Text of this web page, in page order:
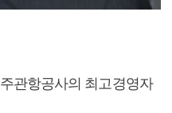
관항공사의 최고경영자